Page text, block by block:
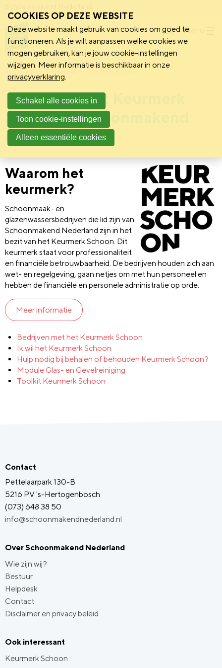
Menu
Schoonmakend Nederland
Bedrijven met Keurmerk
Schoon - Schoonmakend
Nederland
Waarom het
keurmerk?
Schoonmaak- en
glazenwassersbedrijven die lid zijn van
Schoonmakend Nederland zijn in het
bezit van het Keurmerk Schoon. Dit
keurmerk staat voor professionaliteit
en financiële betrouwbaarheid. De bedrijven houden zich aan
wet- en regelgeving, gaan netjes om met hun personeel en
hebben de financiële en personele administratie op orde.
Meer informatie
Bedrijven met het Keurmerk Schoon
Ik wil het Keurmerk Schoon
Hulp nodig bij behalen of behouden Keurmerk Schoon?
Module Glas- en Gevelreiniging
Toolkit Keurmerk Schoon
Contact
Pettelaarpark 130-B
5216 PV 's-Hertogenbosch
(073) 648 38 50
info@schoonmakendnederland.nl
Over Schoonmakend Nederland
Wie zijn wij?
Bestuur
Helpdesk
Contact
Disclaimer en privacy beleid
Ook interessant
Keurmerk Schoon
COOKIES OP DEZE WEBSITE
Deze website maakt gebruik van cookies om goed te
functioneren. Als je wilt aanpassen welke cookies we
mogen gebruiken, kan je jouw cookie-instellingen
wijzigen. Meer informatie is beschikbaar in onze
privacyverklaring.
Schakel alle cookies in
Toon cookie-instellingen
Alleen essentiële cookies